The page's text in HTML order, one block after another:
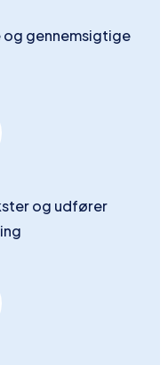
gennemsigtige
og udfører